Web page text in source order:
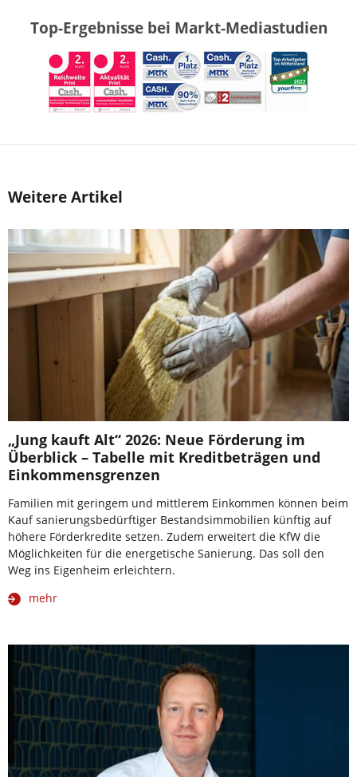
Top-Ergebnisse bei Markt-Mediastudien
Weitere Artikel
„Jung kauft Alt“ 2026: Neue Förderung im
Überblick – Tabelle mit Kreditbeträgen und
Einkommensgrenzen
Familien mit geringem und mittlerem Einkommen können beim
Kauf sanierungsbedürftiger Bestandsimmobilien künftig auf
höhere Förderkredite setzen. Zudem erweitert die KfW die
Möglichkeiten für die energetische Sanierung. Das soll den
Weg ins Eigenheim erleichtern.
mehr